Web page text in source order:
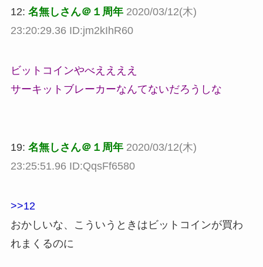
12: 名無しさん＠１周年 2020/03/12(木)
23:20:29.36 ID:jm2kIhR60
ビットコインやべええええ
サーキットブレーカーなんてないだろうしな
19: 名無しさん＠１周年 2020/03/12(木)
23:25:51.96 ID:QqsFf6580
>>12
おかしいな、こういうときはビットコインが買わ
れまくるのに